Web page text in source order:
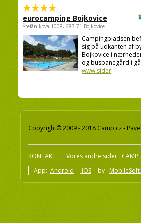
eurocamping Bojkovice
Štefánikova 1008, 687 71 Bojkovice
Campingpladsen
sig på udkanten af
Bojkovice i
og busbanegård i
www sider
Copyright© 2009 - 2018 Camp.cz -
KONTAKT Vores andre sider:
App: Android iOS by MobileSoft